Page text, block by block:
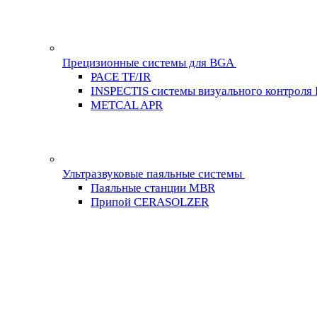
Прецизионные системы для BGA
PACE TF/IR
INSPECTIS системы визуального контроля
METCAL APR
Ультразвуковые паяльные системы
Паяльные станции MBR
Припой CERASOLZER